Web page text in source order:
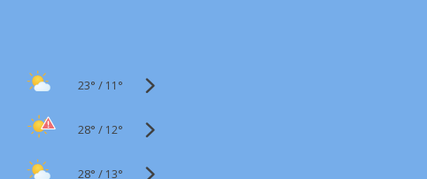
23° / 11°
28° / 12°
28° / 13°